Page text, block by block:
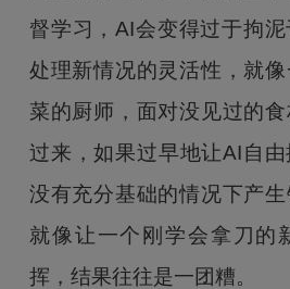
督学习，AI会变得过于拘
处理新情况的灵活性，就
菜的厨师，面对没见过的
过来，如果过早地让AI自
没有充分基础的情况下产生
就像让一个刚学会拿刀的
挥，结果往往是一团糟。